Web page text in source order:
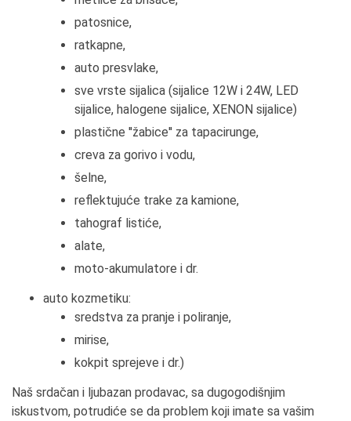
patosnice,
ratkapne,
auto presvlake,
sve vrste sijalica (sijalice 12W i 24W, LED
sijalice, halogene sijalice, XENON sijalice)
plastične ''žabice'' za tapacirunge,
creva za gorivo i vodu,
šelne,
reflektujuće trake za kamione,
tahograf listiće,
alate,
moto-akumulatore i dr.
auto kozmetiku:
sredstva za pranje i poliranje,
mirise,
kokpit sprejeve i dr.)
Naš srdačan i ljubazan prodavac, sa dugogodišnjim
iskustvom, potrudiće se da problem koji imate sa vašim